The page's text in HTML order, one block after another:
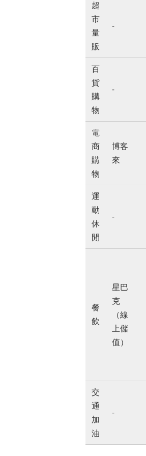
超
市
量
販
-
百
貨
購
物
-
電
商
購
物
博客
來
運
動
休
閒
-
餐
飲
星巴
克
（線
上儲
值）
交
通
加
油
-